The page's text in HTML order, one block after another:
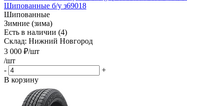
Шипованные б/у з69018
Шипованные
Зимние (зима)
Есть в наличии (4)
Склад: Нижний Новгород
3 000 ₽/шт
/шт
-
+
В корзину